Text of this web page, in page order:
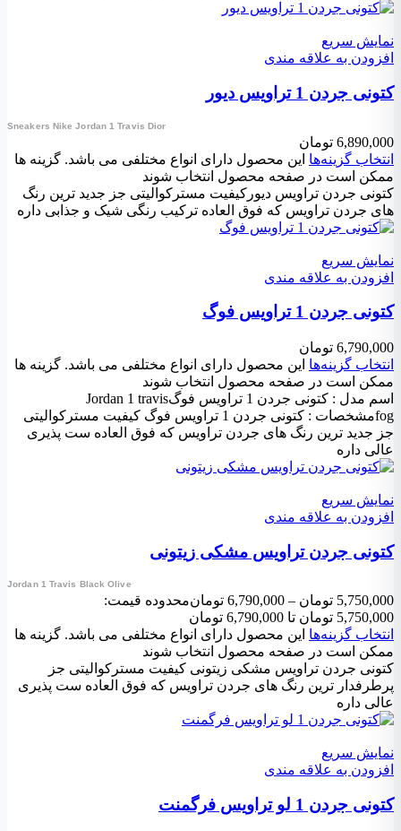
نمایش سریع
افزودن به علاقه مندی
کتونی جردن 1 تراویس دیور
Sneakers Nike Jordan 1 Travis Dior
6,890,000 تومان
انتخاب گزینه‌ها این محصول دارای انواع مختلفی می باشد. گزینه ها
ممکن است در صفحه محصول انتخاب شوند
کتونی جردن تراویس دیورکیفیت مسترکوالیتی جز جدید ترین رنگ
های جردن تراویس که فوق العاده ترکیب رنگی شیک و جذابی داره
نمایش سریع
افزودن به علاقه مندی
کتونی جردن 1 تراویس فوگ
6,790,000 تومان
انتخاب گزینه‌ها این محصول دارای انواع مختلفی می باشد. گزینه ها
ممکن است در صفحه محصول انتخاب شوند
اسم مدل : کتونی جردن 1 تراویس فوگJordan 1 travis
fogمشخصات : کتونی جردن 1 تراویس فوگ کیفیت مسترکوالیتی
جز جدید ترین رنگ های جردن تراویس که فوق العاده ست پذیری
عالی داره
نمایش سریع
افزودن به علاقه مندی
کتونی جردن تراویس مشکی زیتونی
Jordan 1 Travis Black Olive
5,750,000 تومان –
6,790,000 تومانمحدوده قیمت:
5,750,000 تومان تا 6,790,000 تومان
انتخاب گزینه‌ها این محصول دارای انواع مختلفی می باشد. گزینه ها
ممکن است در صفحه محصول انتخاب شوند
کتونی جردن تراویس مشکی زیتونی کیفیت مسترکوالیتی جز
پرطرفدار ترین رنگ های جردن تراویس که فوق العاده ست پذیری
عالی داره
نمایش سریع
افزودن به علاقه مندی
کتونی جردن 1 لو تراویس فرگمنت